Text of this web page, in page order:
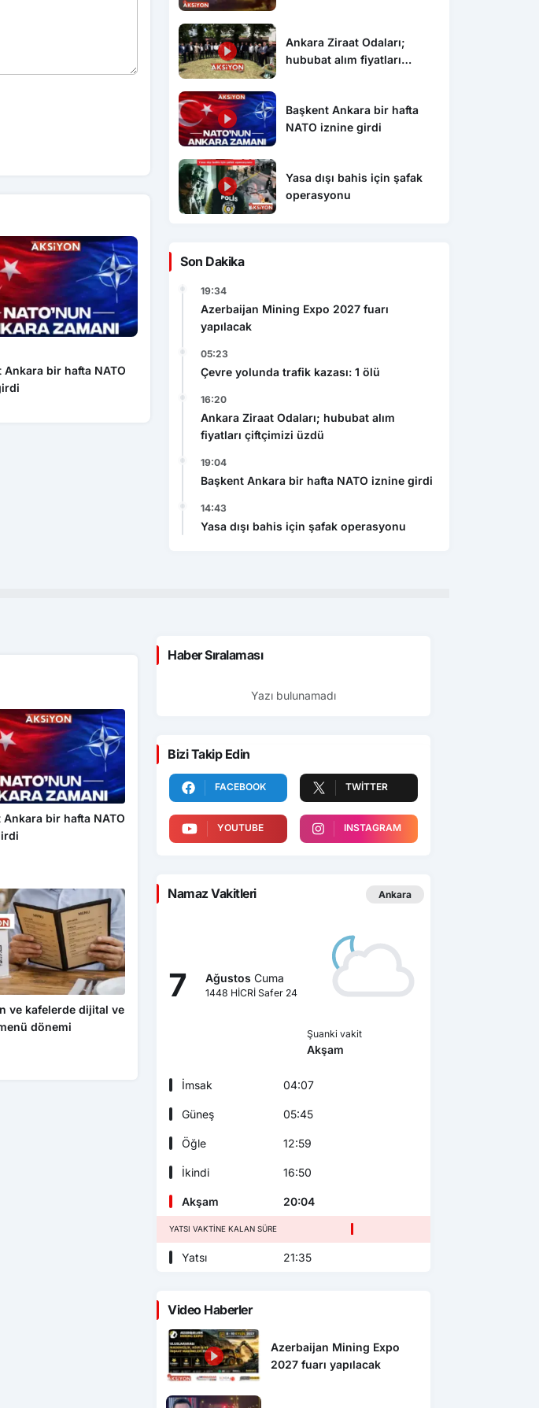
Ankara bir hafta NATO
Yasa dışı bahis için şafak
Caspian Mining Expo 2027 de
Ankara Ziraat Odaları;
hububat alım fiyatları
Başkent Ankara bir hafta
NATO iznine girdi
Yasa dışı bahis için şafak
operasyonu
Son Dakika
19:34
Azerbaijan Mining Expo 2027 fuarı
yapılacak
05:23
Çevre yolunda trafik kazası: 1 ölü
16:20
Ankara Ziraat Odaları; hububat alım
fiyatları çiftçimizi üzdü
19:04
Başkent Ankara bir hafta NATO iznine girdi
14:43
Yasa dışı bahis için şafak operasyonu
Ankara bir hafta NATO
ve kafelerde dijital ve
dönemi
Haber Sıralaması
Yazı bulunamadı
Bizi Takip Edin
FACEBOOK TWITTER
YOUTUBE INSTAGRAM
Namaz Vakitleri Ankara
7 Ağustos Cuma
1448 HİCRİ Safer 24
Şuanki vakit
Akşam
İmsak 04:07
Güneş 05:45
Öğle 12:59
İkindi 16:50
Akşam 20:04
YATSI VAKTINE KALAN SÜRE
Yatsı 21:35
Video Haberler
Azerbaijan Mining Expo
2027 fuarı yapılacak